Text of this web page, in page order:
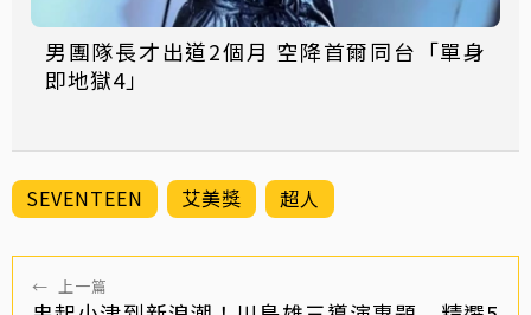
男團隊長才出道2個月 空降首爾同台「單身
即地獄4」
SEVENTEEN 艾美獎 超人
← 上一篇